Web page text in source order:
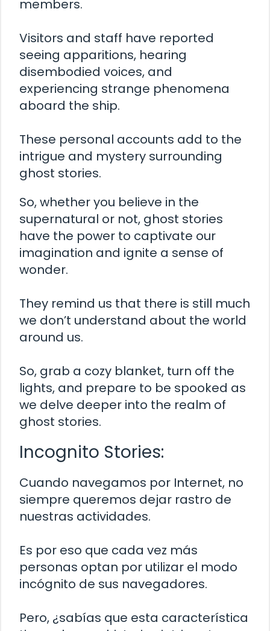
members.
Visitors and staff have reported
seeing apparitions, hearing
disembodied voices, and
experiencing strange phenomena
aboard the ship.
These personal accounts add to the
intrigue and mystery surrounding
ghost stories.
So, whether you believe in the
supernatural or not, ghost stories
have the power to captivate our
imagination and ignite a sense of
wonder.
They remind us that there is still much
we don’t understand about the world
around us.
So, grab a cozy blanket, turn off the
lights, and prepare to be spooked as
we delve deeper into the realm of
ghost stories.
Incognito Stories:
Cuando navegamos por Internet, no
siempre queremos dejar rastro de
nuestras actividades.
Es por eso que cada vez más
personas optan por utilizar el modo
incógnito de sus navegadores.
Pero, ¿sabías que esta característica